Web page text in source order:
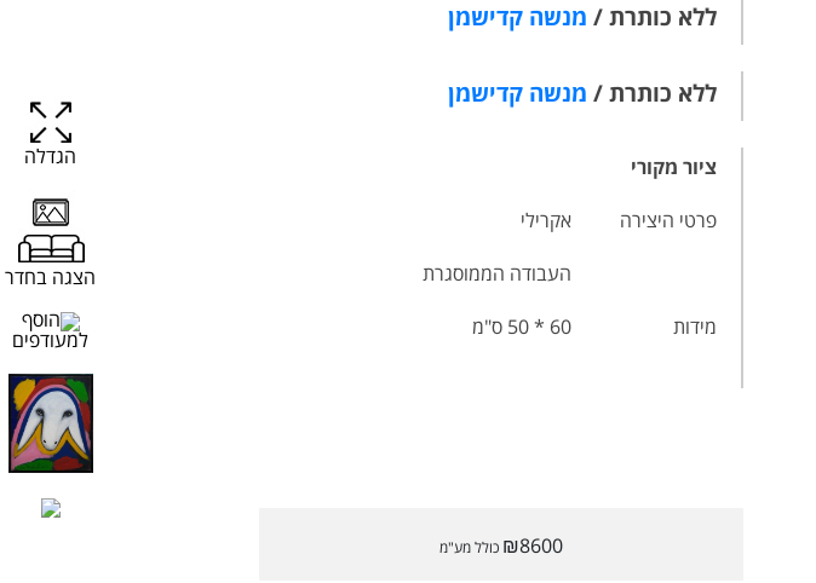
ללא כותרת / מנשה קדישמן
הגדלה
הצגה בחדר
הוסף
למעודפים
ללא כותרת / מנשה קדישמן
ציור מקורי
פרטי היצירה
אקרילי
העבודה הממוסגרת
מידות
60 * 50 ס"מ
₪8600 כולל מע"מ